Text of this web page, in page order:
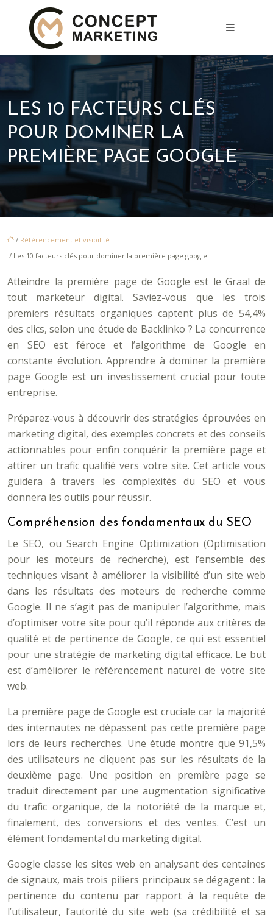
LES 10 FACTEURS CLÉS
POUR DOMINER LA
PREMIÈRE PAGE GOOGLE
/ Référencement et visibilité
/ Les 10 facteurs clés pour dominer la première page google
Atteindre la première page de Google est le Graal de
tout marketeur digital. Saviez-vous que les trois
premiers résultats organiques captent plus de 54,4%
des clics, selon une étude de Backlinko ? La concurrence
en SEO est féroce et l’algorithme de Google en
constante évolution. Apprendre à dominer la première
page Google est un investissement crucial pour toute
entreprise.
Préparez-vous à découvrir des stratégies éprouvées en
marketing digital, des exemples concrets et des conseils
actionnables pour enfin conquérir la première page et
attirer un trafic qualifié vers votre site. Cet article vous
guidera à travers les complexités du SEO et vous
donnera les outils pour réussir.
Compréhension des fondamentaux du SEO
Le SEO, ou Search Engine Optimization (Optimisation
pour les moteurs de recherche), est l’ensemble des
techniques visant à améliorer la visibilité d’un site web
dans les résultats des moteurs de recherche comme
Google. Il ne s’agit pas de manipuler l’algorithme, mais
d’optimiser votre site pour qu’il réponde aux critères de
qualité et de pertinence de Google, ce qui est essentiel
pour une stratégie de marketing digital efficace. Le but
est d’améliorer le référencement naturel de votre site
web.
La première page de Google est cruciale car la majorité
des internautes ne dépassent pas cette première page
lors de leurs recherches. Une étude montre que 91,5%
des utilisateurs ne cliquent pas sur les résultats de la
deuxième page. Une position en première page se
traduit directement par une augmentation significative
du trafic organique, de la notoriété de la marque et,
finalement, des conversions et des ventes. C’est un
élément fondamental du marketing digital.
Google classe les sites web en analysant des centaines
de signaux, mais trois piliers principaux se dégagent : la
pertinence du contenu par rapport à la requête de
l’utilisateur, l’autorité du site web (sa crédibilité et sa